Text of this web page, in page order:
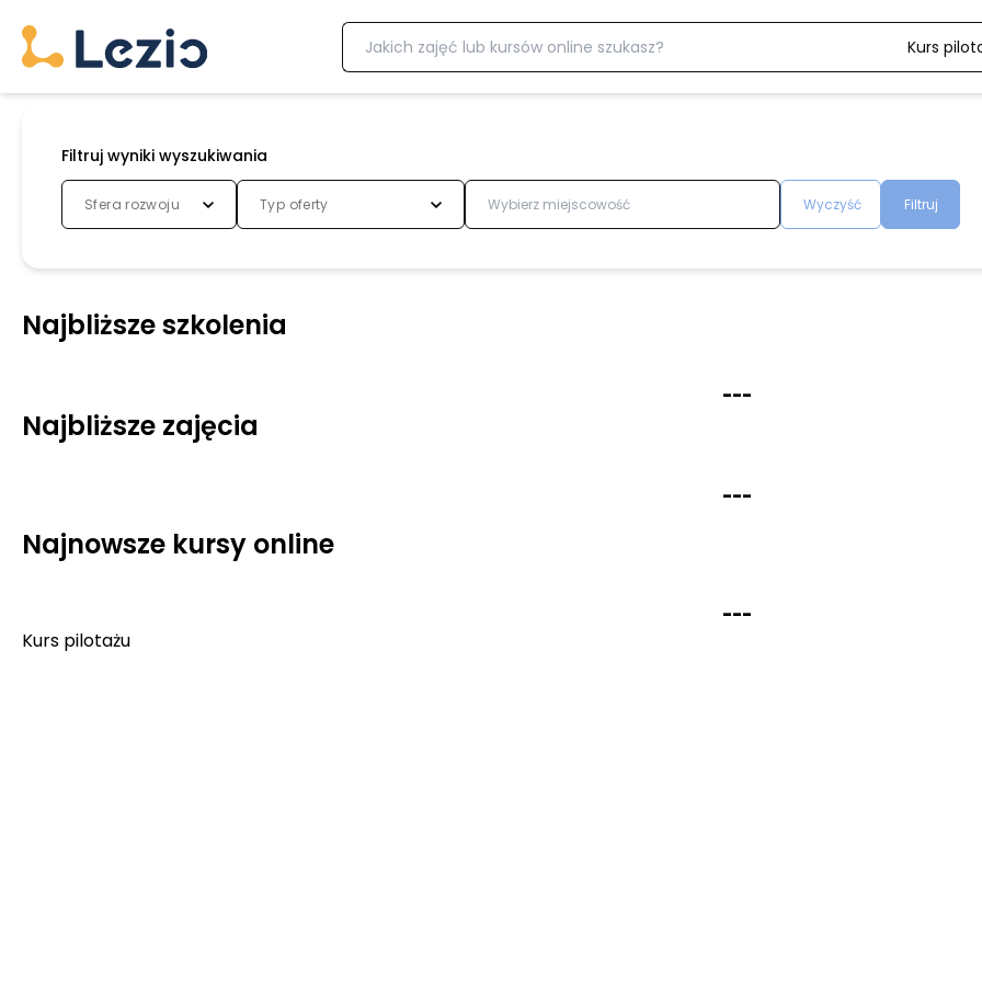
Kurs
Filtruj wyniki wyszukiwania
Sfera rozwoju Typ oferty Wyczyść Filtruj
Najbliższe szkolenia
---
Najbliższe zajęcia
---
Najnowsze kursy online
---
Kurs pilotażu